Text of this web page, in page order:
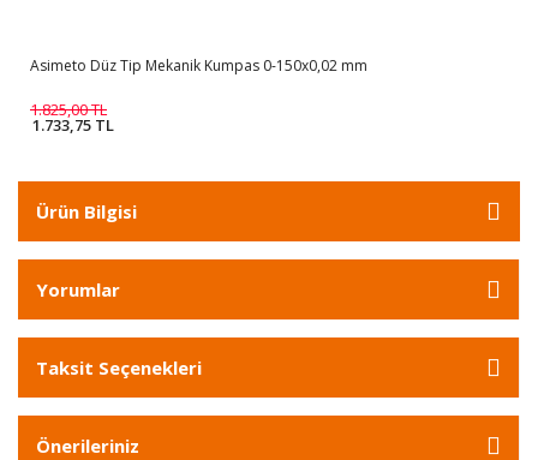
Asimeto Düz Tip Mekanik Kumpas 0-150x0,02 mm
1.825,00 TL
1.733,75 TL
Ürün Bilgisi
Yorumlar
Taksit Seçenekleri
Önerileriniz